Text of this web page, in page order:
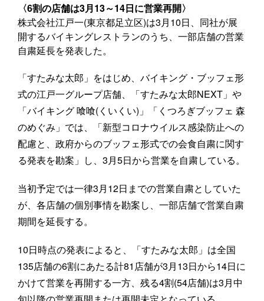
〈6割の店舗は3月13～14日に営業再開〉
株式会社江戸一(東京都足立区)は3月10日、同社が展
開するバイキングレストランのうち、一部店舗の営業
自粛延長を発表した。
「すたみな太郎」をはじめ、バイキング・ブッフェ形
式の江戸一グループ店舗、「すたみな太郎NEXT」や
「バイキング 喰喰(くいくい)」「くつろぎブッフェ 森
のめぐみ」では、「新型コロナウイルス感染防止への
配慮と、政府からのブッフェ形式での会食自粛に関す
る発表を勘案」し、3月5日から営業を自粛している。
当初予定では一律3月12日までの営業自粛としていた
が、各店舗の個別事情を勘案し、一部店舗で営業自粛
期間を延長する。
10日時点の発表によると、「すたみな太郎」は全国
135店舗の6割にあたる計81店舗が3月13日から14日に
かけて営業を再開する一方、残る4割(54店舗)は3月中